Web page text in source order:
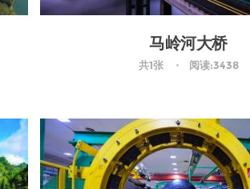
马岭河大桥
共1张 阅读:3438